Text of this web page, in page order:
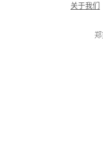
关于我们
郑